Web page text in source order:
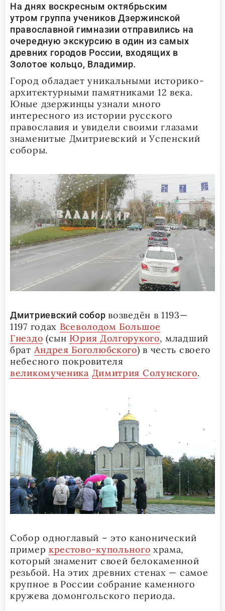
На днях воскресным октябрьским
утром группа учеников Дзержинской
православной гимназии отправились на
очередную экскурсию в один из самых
древних городов России, входящих в
Золотое кольцо, Владимир.
Город обладает уникальными историко-
архитектурными памятниками 12 века.
Юные дзержинцы узнали много
интересного из истории русского
православия и увидели своими глазами
знаменитые Дмитриевский и Успенский
соборы.
Дмитриевский соборвозведён в 1193—
1197 годах Всеволодом Большое
Гнездо (сын Юрия Долгорукого, младший
брат Андрея Боголюбского) в честь своего
небесного покровителя
великомученика Димитрия Солунского.
Собор одноглавый – это канонический
пример крестово-купольного храма,
который знаменит своей белокаменной
резьбой. На этих древних стенах — самое
крупное в России собрание каменного
кружева домонгольского периода.